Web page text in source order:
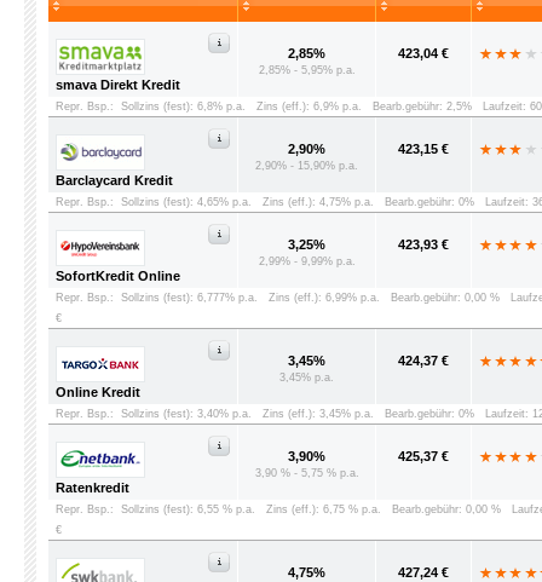
smava Direkt Kredit
2,85%
2,85% - 5,95% p.a.
423,04 €
Repr. Bsp.: Sollzins (fest): 6,8% p.a. Zins (eff.): 6,9% p.a. Bearb.gebühr: 2,5% Laufzeit:
Barclaycard Kredit
2,90%
2,90% - 15,90% p.a.
423,15 €
Repr. Bsp.: Sollzins (fest): 4,65% p.a. Zins (eff.): 4,75% p.a. Bearb.gebühr: 0% Laufzeit:
SofortKredit Online
3,25%
2,99% - 9,99% p.a.
423,93 €
Repr. Bsp.: Sollzins (fest): 6,777% p.a. Zins (eff.): 6,99% p.a. Bearb.gebühr: 0,00 %
€
Online Kredit
3,45%
3,45% p.a.
424,37 €
Repr. Bsp.: Sollzins (fest): 3,40% p.a. Zins (eff.): 3,45% p.a. Bearb.gebühr: 0% Laufzeit:
Ratenkredit
3,90%
3,90 % - 5,75 % p.a.
425,37 €
Repr. Bsp.: Sollzins (fest): 6,55 % p.a. Zins (eff.): 6,75 % p.a. Bearb.gebühr: 0,00 %
€
4,75% 427,24 €